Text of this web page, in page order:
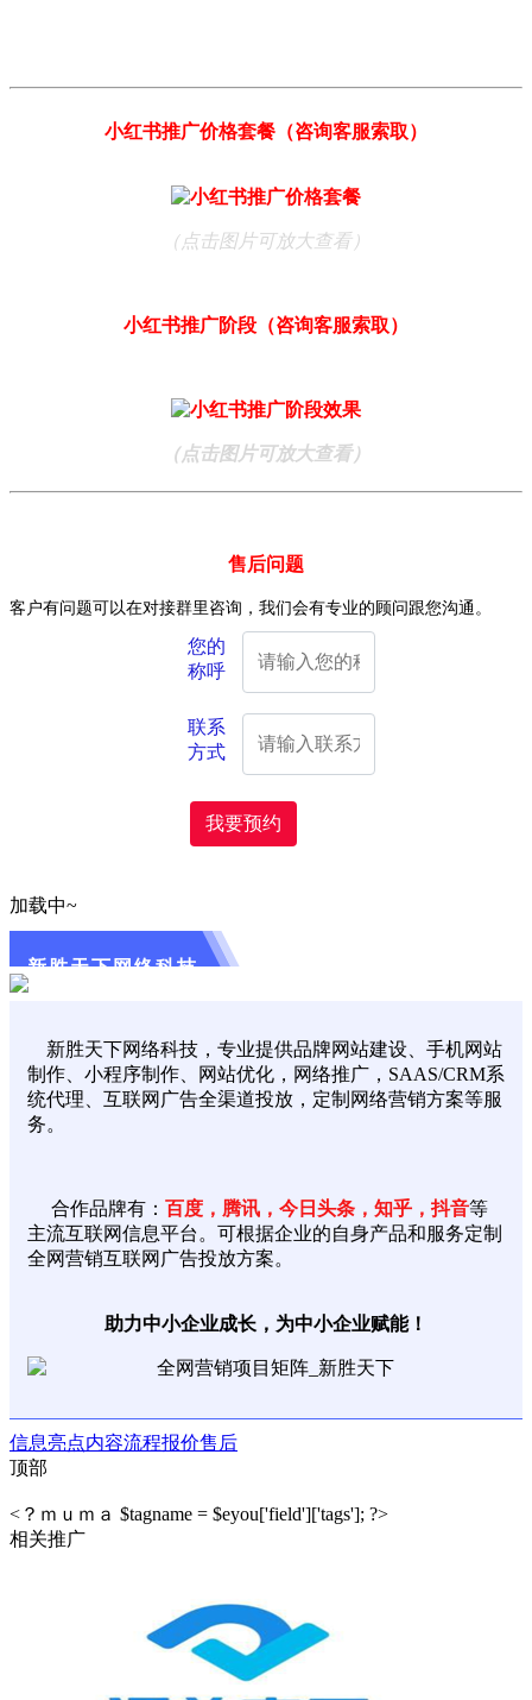
小红书推广价格套餐（咨询客服索取）
（点击图片可放大查看）
小红书推广阶段（咨询客服索取）
（点击图片可放大查看）
售后问题
客户有问题可以在对接群里咨询，我们会有专业的顾问跟您沟通。
您的
称呼
联系
方式
我要预约
加载中~
新胜天下网络科技
新胜天下网络科技，专业提供品牌网站建设、手机网站
制作、小程序制作、网站优化，网络推广，SAAS/CRM系
统代理、互联网广告全渠道投放，定制网络营销方案等服
务。
合作品牌有： 百度，腾讯，今日头条，知乎，抖音等
主流互联网信息平台。可根据企业的自身产品和服务定制
全网营销互联网广告投放方案。
助力中小企业成长，为中小企业赋能！
信息亮点内容流程报价售后
顶部
<？ｍｕｍａ $tagname = $eyou['field']['tags']; ?>
相关推广